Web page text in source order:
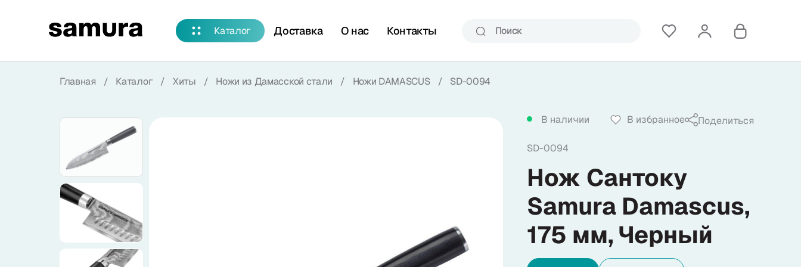
Каталог Доставка О нас Контакты
Смотреть весь каталог
Новинки
Распродажа
Коллекции
Главная / Каталог / Хиты / Ножи из Дамасской стали / Ножи DAMASCUS / SD-0094
В наличии В избранное Поделиться
SD-0094
Нож Сантоку
Samura Damascus,
175 мм, Черный